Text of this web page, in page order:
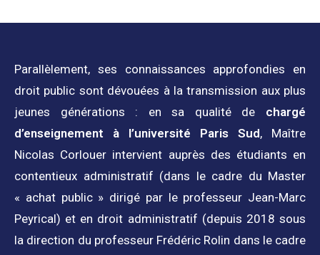
Parallèlement, ses connaissances approfondies en
droit public sont dévouées à la transmission aux plus
jeunes générations : en sa qualité de chargé
d’enseignement à l’université Paris Sud, Maître
Nicolas Corlouer intervient auprès des étudiants en
contentieux administratif (dans le cadre du Master
« achat public » dirigé par le professeur Jean-Marc
Peyrical) et en droit administratif (depuis 2018 sous
la direction du professeur Frédéric Rolin dans le cadre